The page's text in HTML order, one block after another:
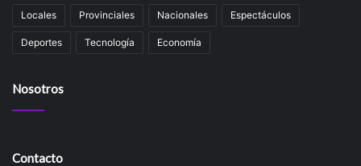
Locales Provinciales Nacionales Espectáculos
Deportes Tecnología Economía
Nosotros
Contacto